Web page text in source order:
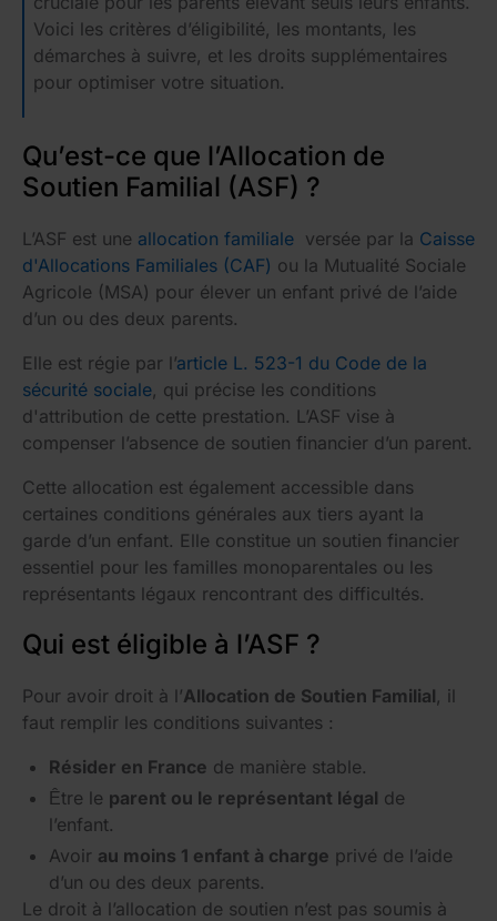
Voici les critères d’éligibilité, les montants, les
démarches à suivre, et les droits supplémentaires
pour optimiser votre situation.
Qu’est-ce que l’Allocation de
Soutien Familial (ASF) ?
L’ASF est une allocation familiale versée par la Caisse
d'Allocations Familiales (CAF) ou la Mutualité Sociale
Agricole (MSA) pour élever un enfant privé de l’aide
d’un ou des deux parents.
Elle est régie par l’article L. 523-1 du Code de la
sécurité sociale, qui précise les conditions
d'attribution de cette prestation. L’ASF vise à
compenser l’absence de soutien financier d’un parent.
Cette allocation est également accessible dans
certaines conditions générales aux tiers ayant la
garde d’un enfant. Elle constitue un soutien financier
essentiel pour les familles monoparentales ou les
représentants légaux rencontrant des difficultés.
Qui est éligible à l’ASF ?
Pour avoir droit à l’Allocation de Soutien Familial, il
faut remplir les conditions suivantes :
Résider en France de manière stable.
Être le parent ou le représentant légal de
l’enfant.
Avoir au moins 1 enfant à charge privé de l’aide
d’un ou des deux parents.
Le droit à l’allocation de soutien n’est pas soumis à